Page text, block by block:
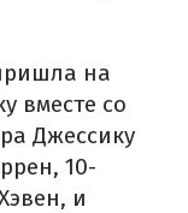
на
вместе со
Джессику
10-
и